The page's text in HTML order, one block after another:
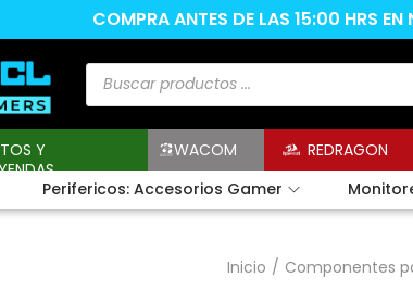
COMPRA ANTES DE LAS 15:00 HRS
Y
WACOM REDRAGON
Perifericos: Accesorios Gamer
Inicio / Componentes